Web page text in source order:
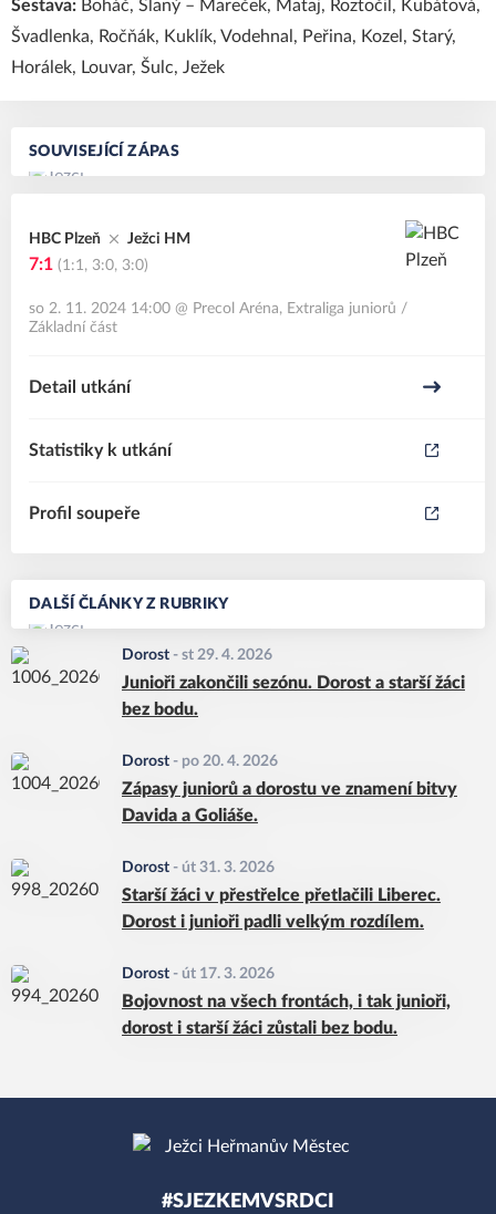
SOUVISEJÍCÍ ZÁPAS
HBC Plzeň Ježci HM
7:1 (1:1, 3:0, 3:0)
so 2. 11. 2024 14:00 @ Precol Aréna, Extraliga juniorů /
Základní část
Detail utkání
Statistiky k utkání
Profil soupeře
DALŠÍ ČLÁNKY Z RUBRIKY
Dorost - st 29. 4. 2026
Junioři zakončili sezónu. Dorost a starší žáci
bez bodu.
Dorost - po 20. 4. 2026
Zápasy juniorů a dorostu ve znamení bitvy
Davida a Goliáše.
Dorost - út 31. 3. 2026
Starší žáci v přestřelce přetlačili Liberec.
Dorost i junioři padli velkým rozdílem.
Dorost - út 17. 3. 2026
Bojovnost na všech frontách, i tak junioři,
dorost i starší žáci zůstali bez bodu.
Sestava: Boháč, Slaný – Mareček, Mataj, Roztočil, Kubátová,
Švadlenka, Ročňák, Kuklík, Vodehnal, Peřina, Kozel, Starý,
Horálek, Louvar, Šulc, Ježek
#SJEZKEMVSRDCI